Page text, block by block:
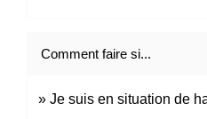
Comment faire si...
Je suis en situation de